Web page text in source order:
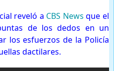
reveló a CBS News que el
de los dedos en un
los esfuerzos de la Policía
dactilares.